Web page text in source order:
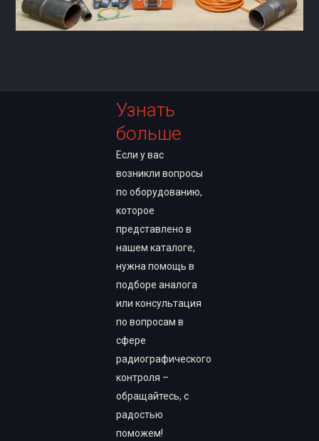
Узнать
больше
Если у вас
возникли вопросы
по оборудованию,
которое
представлено в
нашем каталоге,
нужна помощь в
подборе аналога
или консультация
по вопросам в
сфере
радиографического
контроля –
обращайтесь, с
радостью
поможем!